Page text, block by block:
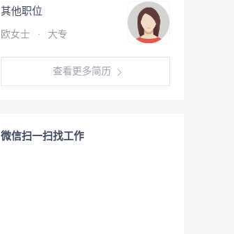
其他职位
欧女士 · 大专
查看更多简历
微信扫一扫找工作